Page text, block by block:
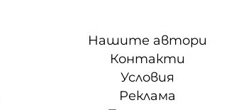
Нашите автори
Контакти
Условия
Реклама